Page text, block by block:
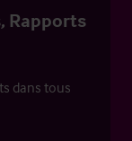
Rapports
dans tous